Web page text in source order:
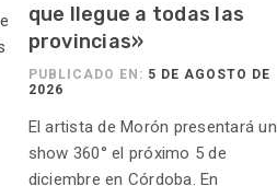
que llegue a todas las
provincias»
PUBLICADO EN: 5 DE AGOSTO DE
2026
El artista de Morón presentará un
show 360° el próximo 5 de
diciembre en Córdoba. En